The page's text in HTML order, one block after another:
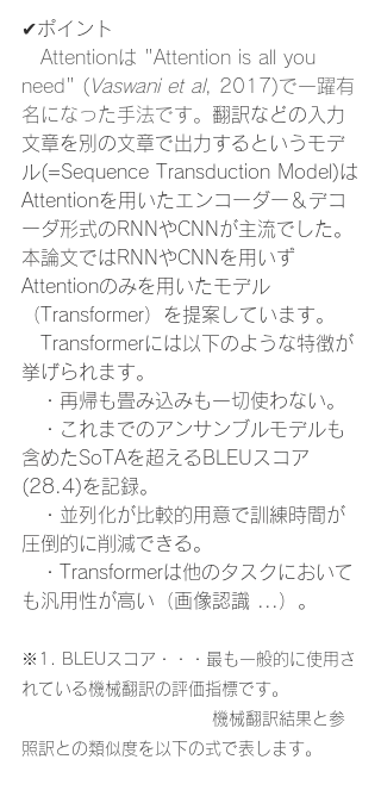
✔︎ポイント
Attentionは "Attention is all you
need" ( Vaswani et al, 2017)で一躍有
名になった手法です。 翻訳などの入力
文章を別の文章で出力するというモデ
ル(=Sequence Transduction Model)は
Attentionを用いたエンコーダー＆デコ
ーダ形式のRNNやCNNが主流でした。
本論文ではRNNやCNNを用いず
Attentionのみを用いたモデル
（Transformer）を提案しています。
Transformerには以下のような特徴が
挙げられます。
・再帰も畳み込みも一切使わない。
・これまでのアンサンブルモデルも
含めたSoTAを超えるBLEUスコア
(28.4)を記録。
・並列化が比較的用意で訓練時間が
圧倒的に削減できる。
・Transformerは他のタスクにおいて
も汎用性が高い（画像認識 ...）。
※1. BLEUスコア・・・最も一般的に使用さ
れている機械翻訳の評価指標です。
照訳との類似度を以下の式で表します。